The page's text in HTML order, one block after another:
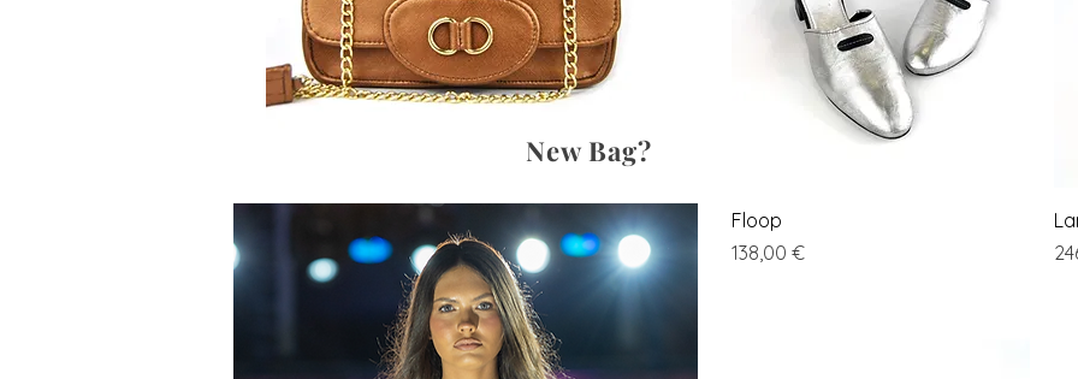
New Bag?
Floop
Prezzo
138,00 €